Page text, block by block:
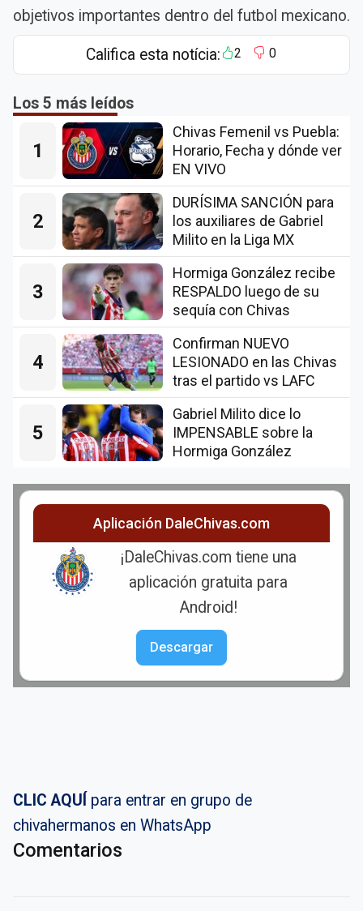
objetivos importantes dentro del futbol mexicano.
Califica esta notícia: 2 0
Los 5 más leídos
1
Chivas Femenil vs Puebla:
Horario, Fecha y dónde ver
EN VIVO
2
DURÍSIMA SANCIÓN para
los auxiliares de Gabriel
Milito en la Liga MX
3
Hormiga González recibe
RESPALDO luego de su
sequía con Chivas
4
Confirman NUEVO
LESIONADO en las Chivas
tras el partido vs LAFC
5
Gabriel Milito dice lo
IMPENSABLE sobre la
Hormiga González
Aplicación DaleChivas.com
¡DaleChivas.com tiene una
aplicación gratuita para
Android!
Descargar
CLIC AQUÍ para entrar en grupo de
chivahermanos en WhatsApp
Comentarios